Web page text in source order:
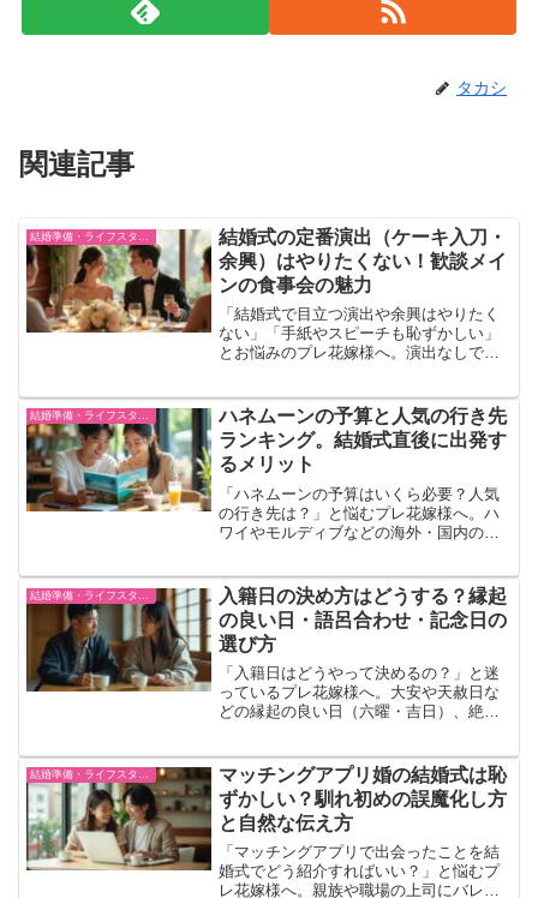
タカシ
関連記事
結婚式の定番演出（ケーキ入刀・
余興）はやりたくない！歓談メイ
ンの食事会の魅力
「結婚式で目立つ演出や余興はやりたく
ない」「手紙やスピーチも恥ずかしい」
とお悩みのプレ花嫁様へ。演出なしでも
しをする方法を元プロが徹底解説。演出
不要の少人数婚を圧倒的なコスパで叶え
る「ルクリアモーレ」の魅力もご紹介し
ます。
結婚準備・ライフスタイル
ハネムーンの予算と人気の行き先
ランキング。結婚式直後に出発す
るメリット
「ハネムーンの予算はいくら必要？人気
の行き先は？」と悩むプレ花嫁様へ。ハ
ワイやモルディブなどの海外・国内の最
安・物価高でも憧れの豪華ハネムーンを
実現するための「結婚式費用の賢い節約
術（予約サイトの裏ワザ）」を公開しま
す。
入籍日の決め方はどうする？縁起
の良い日・語呂合わせ・記念日の
選び方
「入籍日はどうやって決めるの？」と迷
っているプレ花嫁様へ。大安や天赦日な
どの縁起の良い日（六曜・吉日）、絶対
解説。入籍後のダンドリやスケジュール
に迷った際に頼れる「ハナユメ」の活用
法もご紹介します
マッチングアプリ婚の結婚式は恥
ずかしい？馴れ初めの誤魔化し方
と自然な伝え方
「マッチングアプリで出会ったことを結
婚式でどう紹介すればいい？」と悩むプ
レ花嫁様へ。親族や職場の上司にバレな